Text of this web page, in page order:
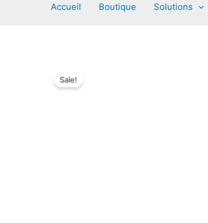
Accueil Boutique Solutions
Sale!